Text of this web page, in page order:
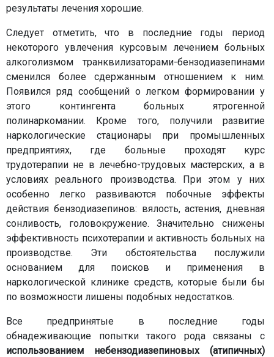
результаты лечения хорошие.
Следует отметить, что в последние годы период
некоторого увлечения курсовым лечением больных
алкоголизмом транквилизаторами-бензодиазепинами
сменился более сдержанным отношением к ним.
Появился ряд сообщений о легком формировании у
этого контингента больных ятрогенной
полинаркомании. Кроме того, получили развитие
наркологические стационары при промышленных
предприятиях, где больные проходят курс
трудотерапии не в лечебно-трудовых мастерских, а в
условиях реального производства. При этом у них
особенно легко развиваются побочные эффекты
действия бензодиазепинов: вялость, астения, дневная
сонливость, головокружение. Значительно снижены
эффективность психотерапии и активность больных на
производстве. Эти обстоятельства послужили
основанием для поисков и применения в
наркологической клинике средств, которые были бы
по возможности лишены подобных недостатков.
Все предпринятые в последние годы
обнадеживающие попытки такого рода связаны с
использованием небензодиазепиновых (атипичных)